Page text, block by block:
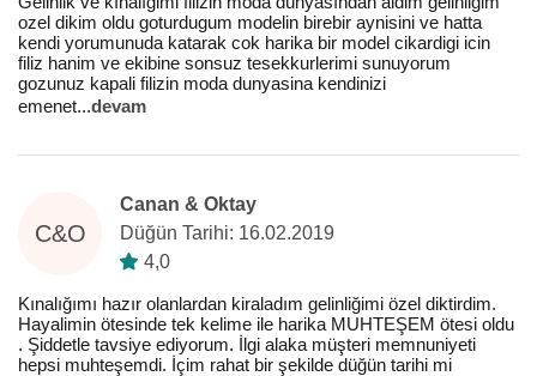
ozel dikim oldu goturdugum modelin birebir aynisini ve hatta
kendi yorumunuda katarak cok harika bir model cikardigi icin
filiz hanim ve ekibine sonsuz tesekkurlerimi sunuyorum
gozunuz kapali filizin moda dunyasina kendinizi
emenet...devam
C&O
Canan & Oktay
Düğün Tarihi: 16.02.2019
4,0
Kınalığımı hazır olanlardan kiraladım gelinliğimi özel diktirdim.
Hayalimin ötesinde tek kelime ile harika MUHTEŞEM ötesi oldu
. Şiddetle tavsiye ediyorum. İlgi alaka müşteri memnuniyeti
hepsi muhteşemdi. İçim rahat bir şekilde düğün tarihi mi